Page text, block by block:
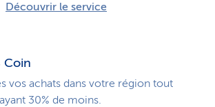
Découvrir le service
Coin
vos achats dans votre région tout
30% de moins.